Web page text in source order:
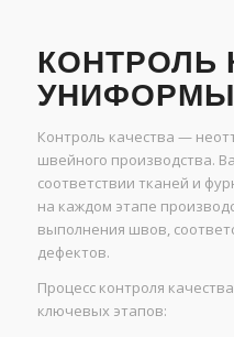
КОНТРОЛЬ
УНИФОРМЫ
Контроль качества —
швейного производства.
соответствии тканей и
на каждом этапе
выполнения швов,
дефектов.
Процесс контроля
ключевых этапов: